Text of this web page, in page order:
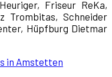
Friseur ReKa,
Trombitas, Schneider
Hüpfburg Dietmar